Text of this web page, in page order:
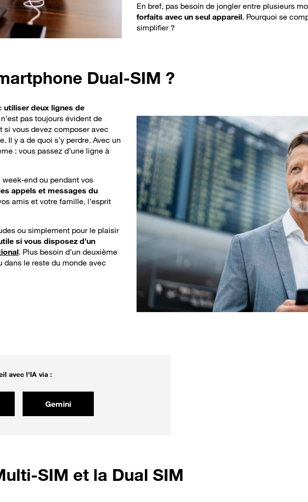
En bref, pas besoin de jongler entre plusieurs
forfaits avec un seul appareil. Pourquoi se
simplifier ?
Dual-SIM ?
utiliser deux lignes de
pas toujours évident de
si vous devez composer avec
Il y a de quoi s’y perdre. Avec un
: vous passez d’une ligne à
end ou pendant vos
appels et messages du
amis et votre famille, l’esprit
ou simplement pour le plaisir
si vous disposez d’un
. Plus besoin d’un deuxième
dans le reste du monde avec
avec l'IA via :
Gemini
SIM et la Dual SIM